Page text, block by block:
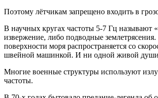
Поэтому лётчикам запрещено входить в
В научных кругах частоты 5-7 Гц называют
извержение, либо подводные
поверхности моря распространяется со
швейной машинкой. И ни одной живой души
Многие военные структуры используют
частоты.